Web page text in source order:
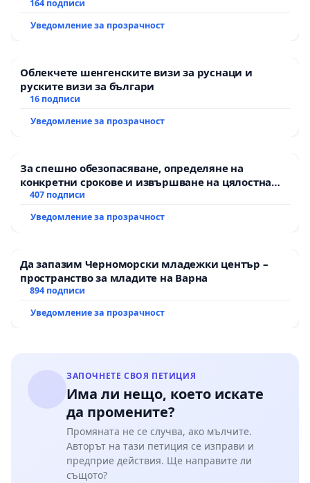
АД и от държавата, че ще се изпълнят всички
164 подписи
Уведомление за прозрачност
Облекчете шенгенските визи за руснаци и
руските визи за българи
16 подписи
Уведомление за прозрачност
За спешно обезопасяване, определяне на
конкретни срокове и извършване на цялостна
рехабилитация на републиканския път между
Мирово - к.к. Момин проход
407 подписи
Уведомление за прозрачност
Да запазим Черноморски младежки център –
пространство за младите на Варна
894 подписи
Уведомление за прозрачност
ЗАПОЧНЕТЕ СВОЯ ПЕТИЦИЯ
Има ли нещо, което искате
да промените?
Промяната не се случва, ако мълчите.
Авторът на тази петиция се изправи и
предприе действия. Ще направите ли
същото?